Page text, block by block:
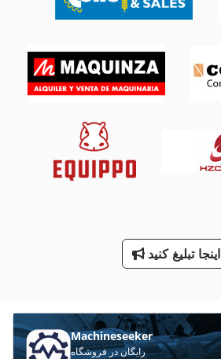
پرس کانت
کابین های عایق صدا
اینجا تبلیغ کنید
Machineseeker
رایگان در فروشگاه